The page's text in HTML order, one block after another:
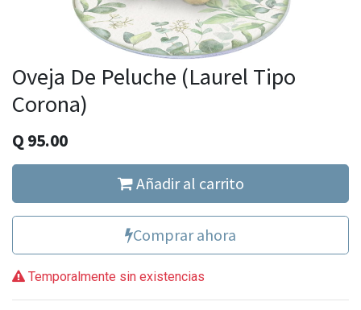
Oveja De Peluche (Laurel Tipo
Corona)
Q 95.00
Añadir al carrito
Comprar ahora
Temporalmente sin existencias